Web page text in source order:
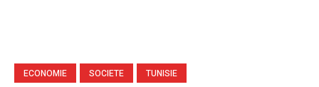
ECONOMIE SOCIETE TUNISIE